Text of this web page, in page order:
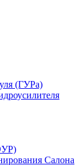
(ГУРа)
Салона